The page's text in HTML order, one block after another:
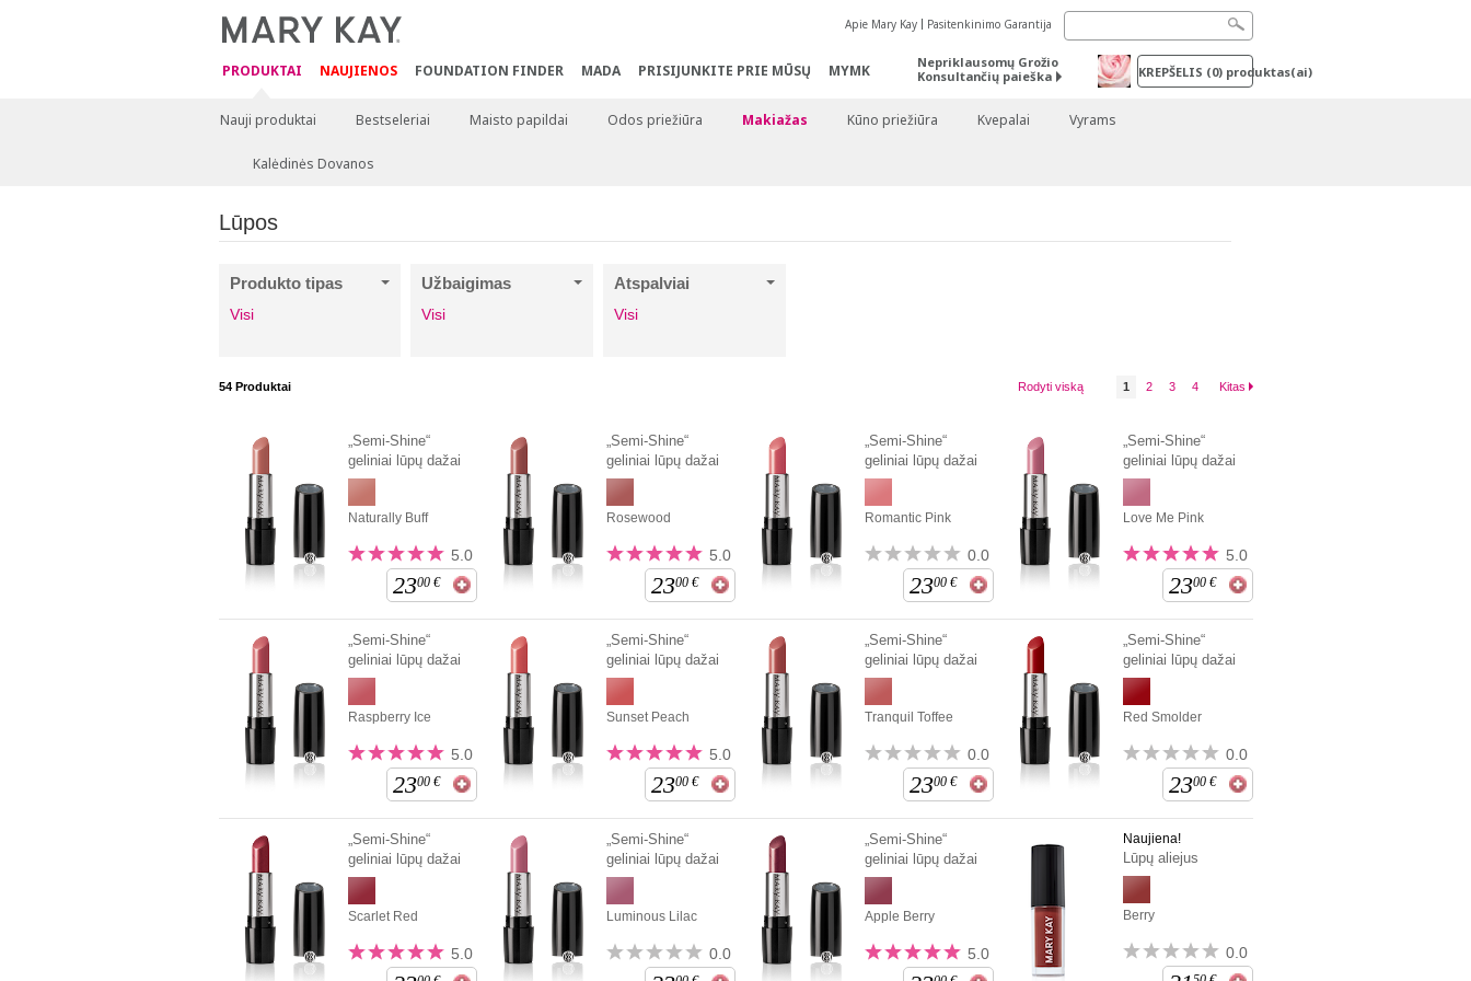
PRODUKTAI NAUJIENOS FOUNDATION FINDER MADA PRISIJUNKITE PRIE MŪSŲ MYMK
Apie Mary Kay Pasitenkinimo Garantija
Nepriklausomų Grožio
Konsultančių paieška
KREPŠELIS (0) produktas(ai)
Nauji produktai Bestseleriai Maisto papildai Odos priežiūra Makiažas Kūno priežiūra Kvepalai Vyrams
Kalėdinės Dovanos
Lūpos
Produkto tipas
Visi
Užbaigimas
Visi
Atspalviai
Visi
54Produktai Rodyti viską 1 2 3 4 Kitas
„Semi-Shine“
geliniai lūpų dažai
Naturally Buff
5.0
2300 €
„Semi-Shine“
geliniai lūpų dažai
Rosewood
5.0
2300 €
„Semi-Shine“
geliniai lūpų dažai
Romantic Pink
0.0
2300 €
„Semi-Shine“
geliniai lūpų dažai
Love Me Pink
5.0
2300 €
„Semi-Shine“
geliniai lūpų dažai
Raspberry Ice
5.0
2300 €
„Semi-Shine“
geliniai lūpų dažai
Sunset Peach
5.0
2300 €
„Semi-Shine“
geliniai lūpų dažai
Tranquil Toffee
0.0
2300 €
„Semi-Shine“
geliniai lūpų dažai
Red Smolder
0.0
2300 €
„Semi-Shine“
geliniai lūpų dažai
Scarlet Red
5.0
„Semi-Shine“
geliniai lūpų dažai
Luminous Lilac
0.0
„Semi-Shine“
geliniai lūpų dažai
Apple Berry
5.0
Naujiena!
Lūpų aliejus
Berry
0.0